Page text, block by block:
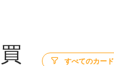
買
すべてのカード